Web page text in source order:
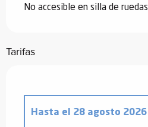
No accesible en silla de ruedas
Tarifas
Hasta el 28 agosto 2026